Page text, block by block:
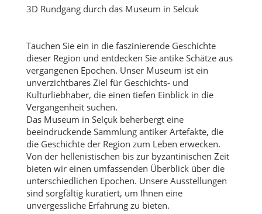
3D Rundgang durch das Museum in Selcuk
Tauchen Sie ein in die faszinierende Geschichte
dieser Region und entdecken Sie antike Schätze aus
vergangenen Epochen. Unser Museum ist ein
unverzichtbares Ziel für Geschichts- und
Kulturliebhaber, die einen tiefen Einblick in die
Vergangenheit suchen.
Das Museum in Selçuk beherbergt eine
beeindruckende Sammlung antiker Artefakte, die
die Geschichte der Region zum Leben erwecken.
Von der hellenistischen bis zur byzantinischen Zeit
bieten wir einen umfassenden Überblick über die
unterschiedlichen Epochen. Unsere Ausstellungen
sind sorgfältig kuratiert, um Ihnen eine
unvergessliche Erfahrung zu bieten.